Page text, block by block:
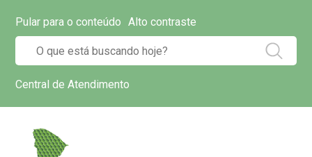
Pular para o conteúdo Alto contraste
Central de Atendimento